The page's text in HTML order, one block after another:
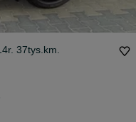
37tys.km.